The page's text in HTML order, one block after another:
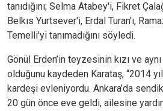
tanıdığını; Selma Atabey'i, Fikret
Belkıs Yurtsever'i, Erdal Turan'ı,
Temelli'yi tanımadığını söyledi.
Gönül Erden’in teyzesinin kızı ve
olduğunu kaydeden Karataş, “2014
kardeşi evleniyordu. Ankara’da
20 gün önce eve geldi, ailesine